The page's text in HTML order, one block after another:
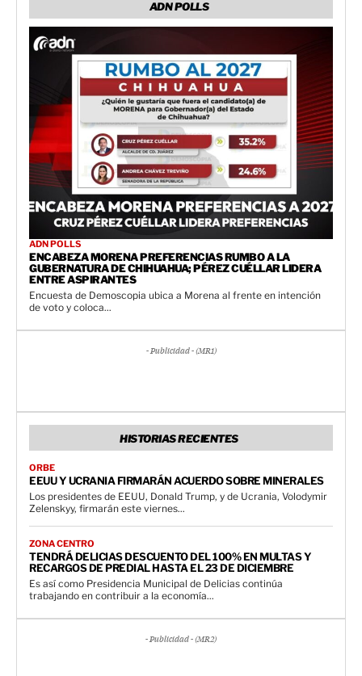
ADN POLLS
ADN POLLS
ENCABEZA MORENA PREFERENCIAS RUMBO A LA
GUBERNATURA DE CHIHUAHUA; PÉREZ CUÉLLAR LIDERA
ENTRE ASPIRANTES
Encuesta de Demoscopia ubica a Morena al frente en intención
de voto y coloca...
- Publicidad - (MR1)
HISTORIAS RECIENTES
ORBE
EEUU Y UCRANIA FIRMARÁN ACUERDO SOBRE MINERALES
Los presidentes de EEUU, Donald Trump, y de Ucrania, Volodymir
Zelenskyy, firmarán este viernes...
ZONA CENTRO
TENDRÁ DELICIAS DESCUENTO DEL 100% EN MULTAS Y
RECARGOS DE PREDIAL HASTA EL 23 DE DICIEMBRE
Es así como Presidencia Municipal de Delicias continúa
trabajando en contribuir a la economía...
- Publicidad - (MR2)